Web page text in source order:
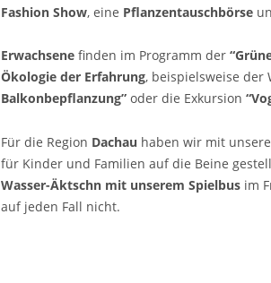
Fashion Show, eine Pflanzentauschbörse
Erwachsenefinden im Programm der
Ökologie der Erfahrung, beispielsweise der
Balkonbepflanzung”oder die Exkursion
Für die Region Dachau haben wir mit
für Kinder und Familien auf die Beine
Wasser-Äktschn mit unserem Spielbusim
auf jeden Fall nicht.